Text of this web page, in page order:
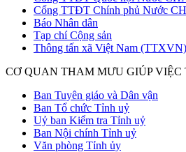
Cổng TTĐT Chính phủ Nước
Báo Nhân dân
Tạp chí Cộng sản
Thông tấn xã Việt Nam (TTXVN)
CƠ QUAN THAM MƯU GIÚP VIỆC
Ban Tuyên giáo và Dân vận
Ban Tổ chức Tỉnh uỷ
Uỷ ban Kiểm tra Tỉnh uỷ
Ban Nội chính Tỉnh uỷ
Văn phòng Tỉnh ủy